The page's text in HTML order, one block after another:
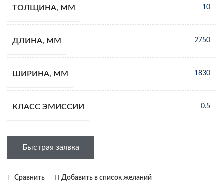
ТОЛЩИНА, ММ 10
ДЛИНА, ММ 2750
ШИРИНА, ММ 1830
КЛАСС ЭМИССИИ 0.5
Быстрая заявка
Сравнить Добавить в список желаний